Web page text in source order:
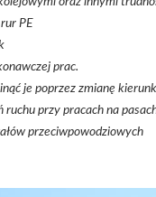
PE
prac.
je poprzez zmianę
przy pracach na
przeciwpowodziowych